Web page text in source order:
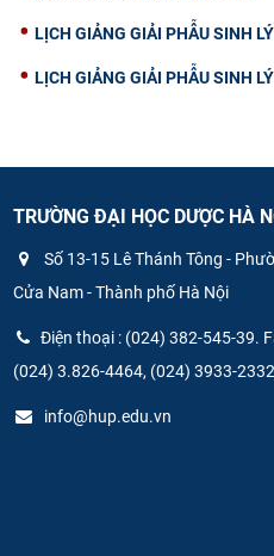
LỊCH GIẢNG GIẢI PHẪU SINH
LỊCH GIẢNG GIẢI PHẪU SINH
TRƯỜNG ĐẠI HỌC DƯỢC HÀ
Số 13-15 Lê Thánh Tông -
Cửa Nam - Thành phố Hà Nội
Điện thoại : (024) 382-545-39.
(024) 3.826-4464, (024) 3933-2332
info@hup.edu.vn